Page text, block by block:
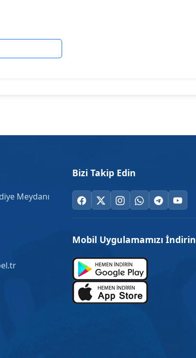
Meydanı
Bizi Takip Edin
Mobil Uygulamamızı İndirin